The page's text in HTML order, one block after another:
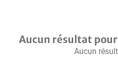
Aucun résultat
Aucun